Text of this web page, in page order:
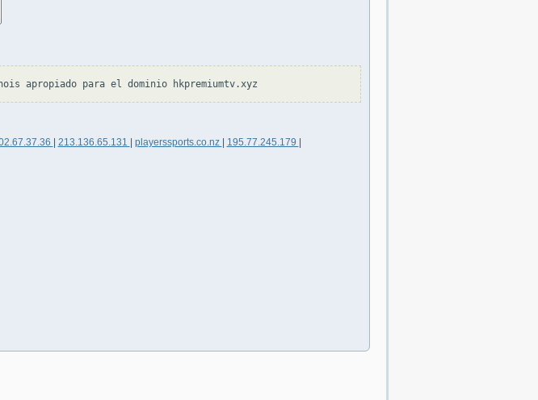
213.136.65.131 playerssports.co.nz 195.77.245.179